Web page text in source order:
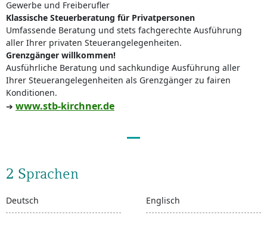
Gewerbe und Freiberufler
Klassische Steuerberatung für Privatpersonen
Umfassende Beratung und stets fachgerechte Ausführung
aller Ihrer privaten Steuerangelegenheiten.
Grenzgänger willkommen!
Ausführliche Beratung und sachkundige Ausführung aller
Ihrer Steuerangelegenheiten als Grenzgänger zu fairen
Konditionen.
➔ www.stb-kirchner.de
2 Sprachen
Deutsch Englisch